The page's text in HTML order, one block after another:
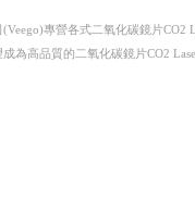
專營各式二氧化碳鏡片CO2
為高品質的二氧化碳鏡片CO2